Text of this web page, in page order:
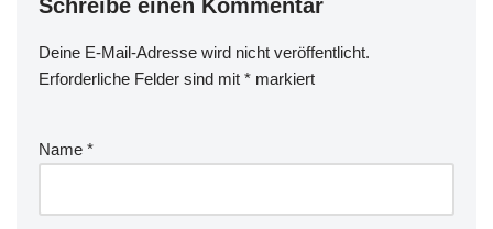
Schreibe einen Kommentar
Deine E-Mail-Adresse wird nicht veröffentlicht.
Erforderliche Felder sind mit * markiert
Name *